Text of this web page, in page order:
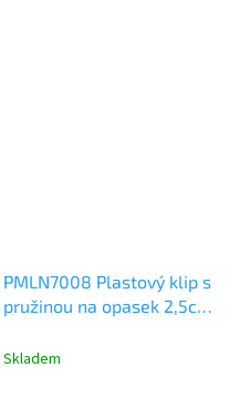
PMLN7008 Plastový klip s
pružinou na opasek 2,5cm,
Skladem